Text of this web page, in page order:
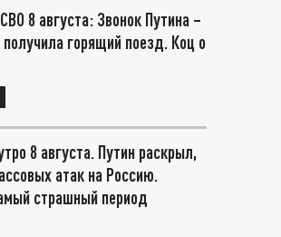
8 августа: Звонок Путина –
горящий поезд. Коц о
8 августа. Путин раскрыл,
атак на Россию.
страшный период